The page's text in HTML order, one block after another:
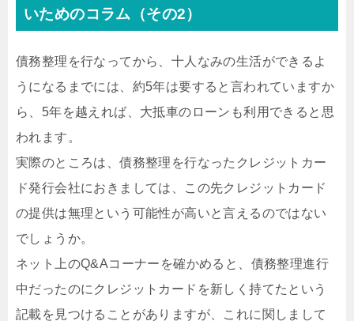
いためのコラム（その2）
債務整理を行なってから、十人なみの生活ができるよ
うになるまでには、約5年は要すると言われていますか
ら、5年を越えれば、大抵車のローンも利用できると思
われます。
実際のところは、債務整理を行なったクレジットカー
ド発行会社におきましては、この先クレジットカード
の提供は無理という可能性が高いと言えるのではない
でしょうか。
ネット上のQ&Aコーナーを確かめると、債務整理進行
中だったのにクレジットカードを新しく持てたという
記載を見つけることがありますが、これに関しまして